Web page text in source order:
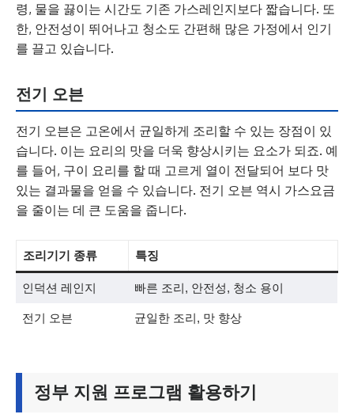
령, 물을 끓이는 시간도 기존 가스레인지보다 짧습니다. 또
한, 안전성이 뛰어나고 청소도 간편해 많은 가정에서 인기
를 끌고 있습니다.
전기 오븐
전기 오븐은 고온에서 균일하게 조리할 수 있는 장점이 있
습니다. 이는 요리의 맛을 더욱 향상시키는 요소가 되죠. 예
를 들어, 구이 요리를 할 때 고르게 열이 전달되어 보다 맛
있는 결과물을 얻을 수 있습니다. 전기 오븐 역시 가스요금
을 줄이는 데 큰 도움을 줍니다.
조리기기 종류 특징
인덕션 레인지 빠른 조리, 안전성, 청소 용이
전기 오븐 균일한 조리, 맛 향상
정부 지원 프로그램 활용하기